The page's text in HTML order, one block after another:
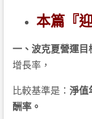
本篇『
一、波克夏營運目
增長率，
比較基準是： 淨值
酬率。